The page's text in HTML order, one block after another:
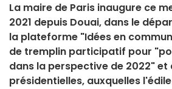
La maire de Paris inaugure ce
2021 depuis Douai, dans le
la plateforme "Idées en
de tremplin participatif pour
dans la perspective de 2022" et
présidentielles, auxquelles